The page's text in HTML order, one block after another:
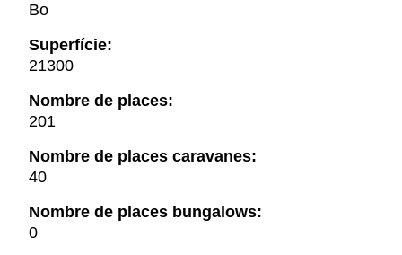
Bo
Superfície:
21300
Nombre de places:
201
Nombre de places caravanes:
40
Nombre de places bungalows:
0